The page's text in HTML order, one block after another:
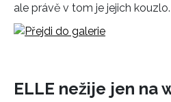
ale právě v tom je jejich kouzlo.
ELLE nežije jen na